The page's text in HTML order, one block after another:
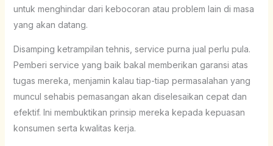
untuk menghindar dari kebocoran atau problem lain di masa
yang akan datang.
Disamping ketrampilan tehnis, service purna jual perlu pula.
Pemberi service yang baik bakal memberikan garansi atas
tugas mereka, menjamin kalau tiap-tiap permasalahan yang
muncul sehabis pemasangan akan diselesaikan cepat dan
efektif. Ini membuktikan prinsip mereka kepada kepuasan
konsumen serta kwalitas kerja.